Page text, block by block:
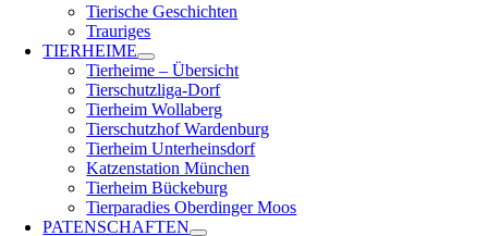
Tierische Geschichten
Trauriges
TIERHEIME
Tierheime – Übersicht
Tierschutzliga-Dorf
Tierheim Wollaberg
Tierschutzhof Wardenburg
Tierheim Unterheinsdorf
Katzenstation München
Tierheim Bückeburg
Tierparadies Oberdinger Moos
PATENSCHAFTEN